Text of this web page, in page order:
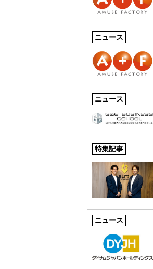
ニュース
ニュース
特集記事
ニュース